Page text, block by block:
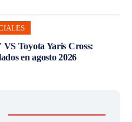
Toyota Yaris Cross:
en agosto 2026